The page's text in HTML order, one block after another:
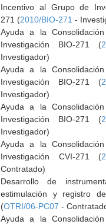
Incentivo al Grupo de
271 (2010/BIO-271 -
Ayuda a la
Investigación BIO-271 (
Investigador)
Ayuda a la
Investigación BIO-271 (
Investigador)
Ayuda a la
Investigación BIO-271 (
Investigador)
Ayuda a la
Investigación CVI-271 (
Contratado)
Desarrollo de
estimulación y registro
(OTRI/06-PC07 -
Ayuda a la